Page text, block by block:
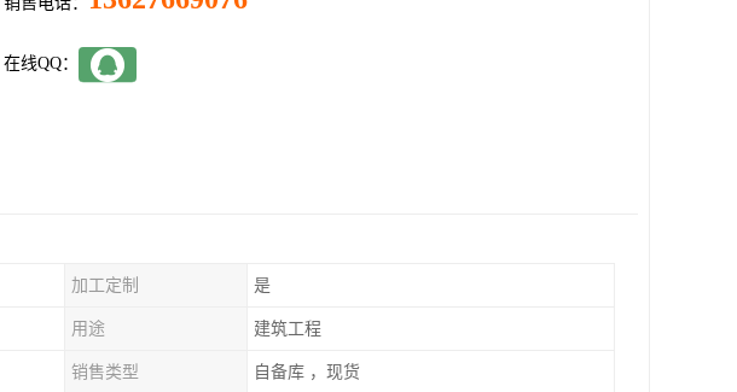
在线QQ：
加工定制 是
用途 建筑工程
销售类型 自备库 ，现货